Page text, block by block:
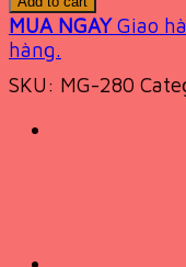
MUA NGAY Giao
hàng.
SKU: MG-280